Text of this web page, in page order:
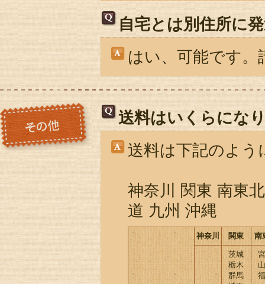
自宅とは別住所に
はい、可能です。
送料はいくらにな
送料は下記のよう
神奈川 関東 南東
道 九州 沖縄
神奈川 関東 南
茨城
栃木
群馬